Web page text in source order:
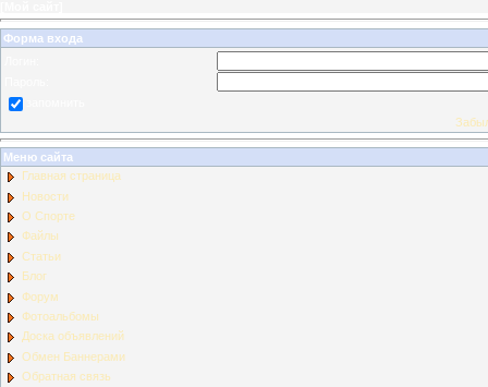
Форма входа
Меню сайта
Главная страница
Новости
О Спорте
Файлы
Статьи
Блог
Форум
Фотоальбомы
Доска объявлений
Обмен Баннерами
Обратная связь